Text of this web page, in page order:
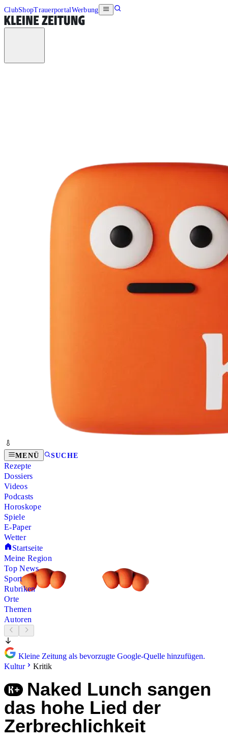
ClubShopTrauerportalWerbung
MENÜ SUCHE
Rezepte
Dossiers
Videos
Podcasts
Horoskope
Spiele
E-Paper
Wetter
Startseite
Meine Region
Top News
Sport
Rubriken
Orte
Themen
Autoren
Kleine Zeitung als bevorzugte Google-Quelle hinzufügen.
Kultur
Kritik
Naked Lunch sangen
das hohe Lied der
Zerbrechlichkeit